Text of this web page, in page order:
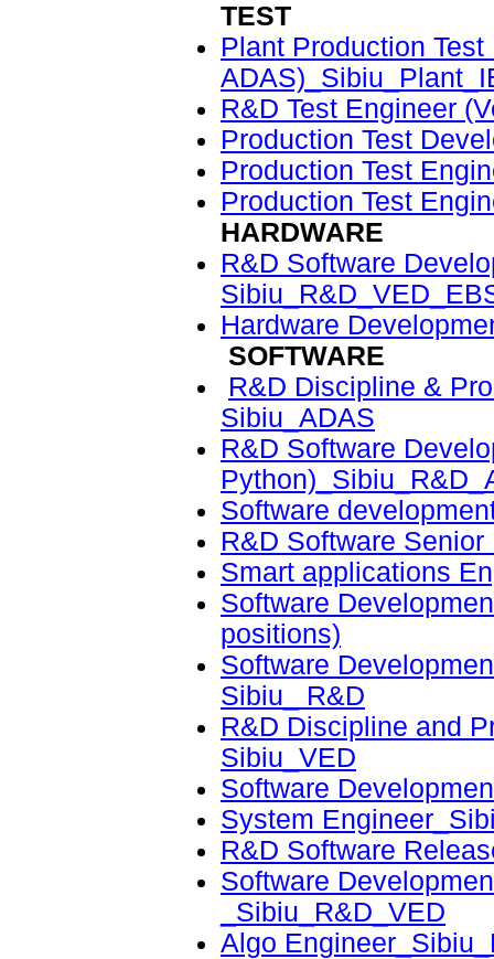
TEST
Plant Production
R&D Test Engineer
Production Test
Production Test
Production Test
HARDWARE
R&D Software
Hardware
SOFTWARE
R&D Discipline &
Sibiu_ADAS
R&D Software
Software
R&D Software
Smart applications
Software
positions)
Software
Sibiu_ R&D
R&D Discipline and
Sibiu_VED
Software
System
R&D Software
Software
_Sibiu_R&D_VED
Algo